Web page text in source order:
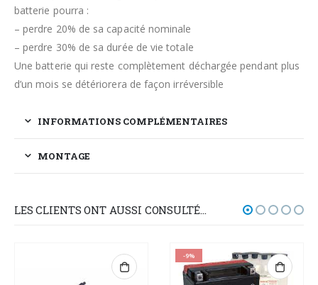
batterie pourra :
– perdre 20% de sa capacité nominale
– perdre 30% de sa durée de vie totale
Une batterie qui reste complètement déchargée pendant plus
d’un mois se détériorera de façon irréversible
INFORMATIONS COMPLÉMENTAIRES
MONTAGE
LES CLIENTS ONT AUSSI CONSULTÉ…
-9%